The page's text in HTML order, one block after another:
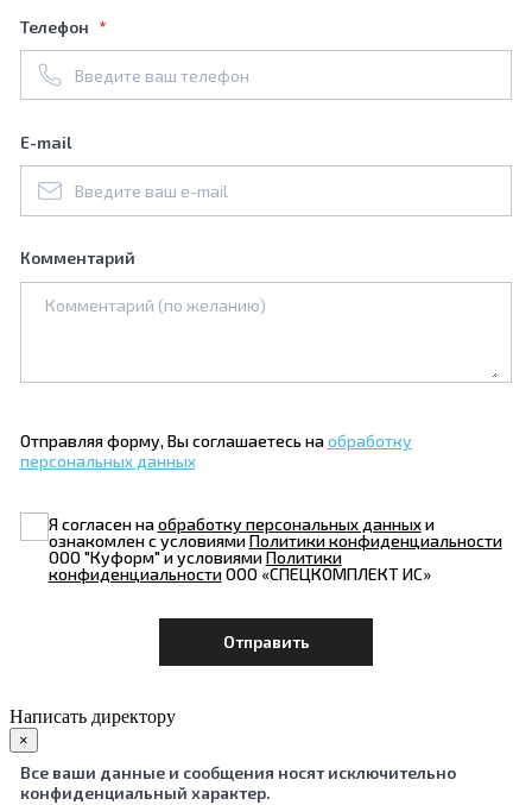
Телефон
E-mail
Комментарий
Отправляя форму, Вы соглашаетесь наобработку
персональных данных
Я согласен наобработку персональных данныхи
ознакомлен с условиямиПолитики конфиденциальности
ООО "Куформ" и условиямиПолитики
конфиденциальностиООО «СПЕЦКОМПЛЕКТ ИС»
Написать директору
×
Все ваши данные и сообщения носят исключительно
конфиденциальный характер.